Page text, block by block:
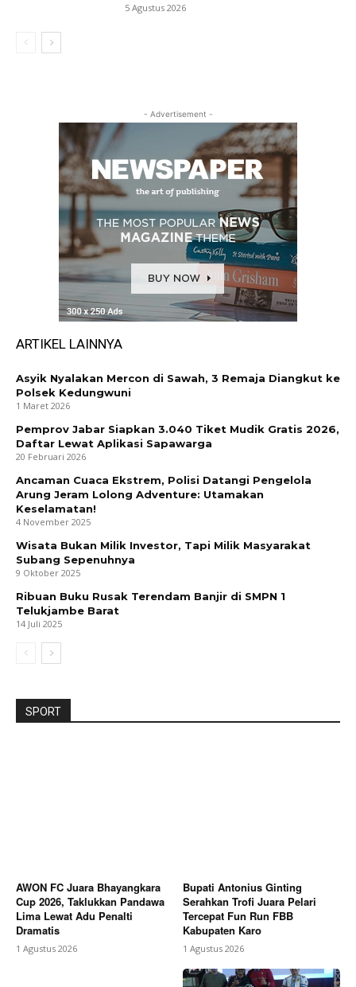
5 Agustus 2026
- Advertisement -
ARTIKEL LAINNYA
Asyik Nyalakan Mercon di Sawah, 3 Remaja Diangkut ke
Polsek Kedungwuni
1 Maret 2026
Pemprov Jabar Siapkan 3.040 Tiket Mudik Gratis 2026,
Daftar Lewat Aplikasi Sapawarga
20 Februari 2026
Ancaman Cuaca Ekstrem, Polisi Datangi Pengelola
Arung Jeram Lolong Adventure: Utamakan
Keselamatan!
4 November 2025
Wisata Bukan Milik Investor, Tapi Milik Masyarakat
Subang Sepenuhnya
9 Oktober 2025
Ribuan Buku Rusak Terendam Banjir di SMPN 1
Telukjambe Barat
14 Juli 2025
SPORT
AWON FC Juara Bhayangkara
Cup 2026, Taklukkan Pandawa
Lima Lewat Adu Penalti
Dramatis
1 Agustus 2026
Bupati Antonius Ginting
Serahkan Trofi Juara Pelari
Tercepat Fun Run FBB
Kabupaten Karo
1 Agustus 2026